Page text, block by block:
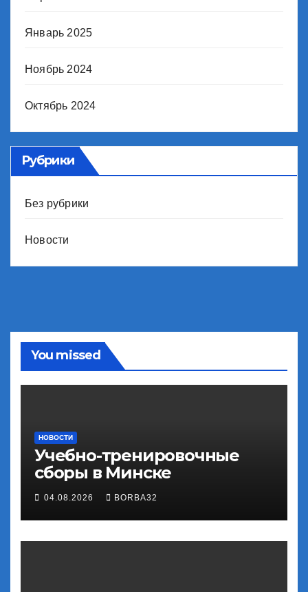
Январь 2025
Ноябрь 2024
Октябрь 2024
Рубрики
Без рубрики
Новости
You missed
НОВОСТИ
Учебно-тренировочные
сборы в Минске
04.08.2026 BORBA32